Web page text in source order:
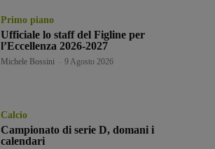
Primo piano
Ufficiale lo staff del Figline per
l’Eccellenza 2026-2027
Michele Bossini 9 Agosto 2026
Calcio
Campionato di serie D, domani i
calendari